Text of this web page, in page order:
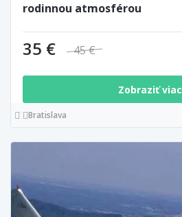
rodinnou atmosférou
35 € 45 €
Zobraziť viac
Bratislava